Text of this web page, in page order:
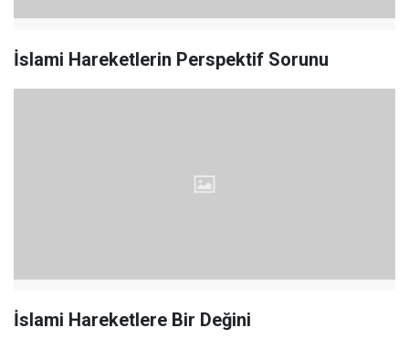
İslami Hareketlerin Perspektif Sorunu
İslami Hareketlere Bir Değini